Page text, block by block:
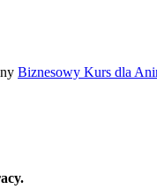
Biznesowy Kurs dla